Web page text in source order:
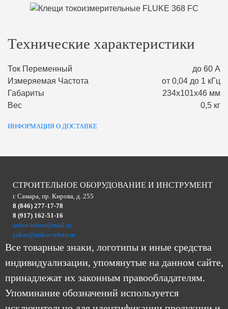
Технические характеристики
Ток Переменный
до 60 А
Измеряемая Частота
от 0,04 до 1 кГц
Габариты
234х101х46 мм
Вес
0,5 кг
ИНФОРМАЦИЯ О ДОСТАВКЕ
СТРОИТЕЛЬНОЕ ОБОРУДОВАНИЕ И ИНСТРУМЕНТ
г. Самара, пр. Кирова, д. 255
8 (846) 277-17-78
8 (917) 162-51-16
ankor-tehno@mail.ru
zakaz@ankor-tehno.ru
Все товарные знаки, логотипы и иные средства
индивидуализации, упомянутые на данном сайте,
принадлежат их законным правообладателям.
Упоминание обозначений используется